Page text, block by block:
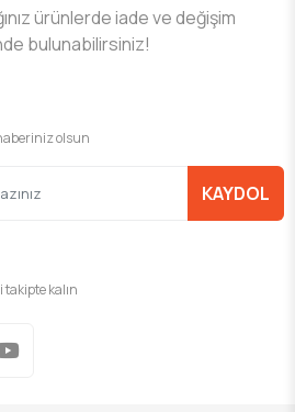
ürünlerde iade ve değişim
bulunabilirsiniz!
olsun
KAYDOL
takipte kalın